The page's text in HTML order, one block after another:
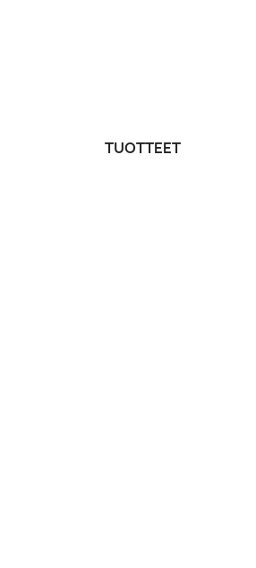
TUOTTEET